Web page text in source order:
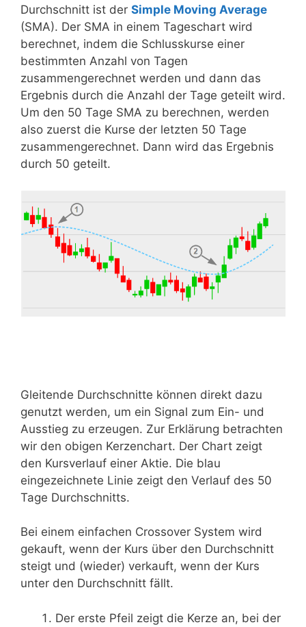
Durchschnitt ist der Simple Moving Average
(SMA). Der SMA in einem Tageschart wird
berechnet, indem die Schlusskurse einer
bestimmten Anzahl von Tagen
zusammengerechnet werden und dann das
Ergebnis durch die Anzahl der Tage geteilt wird.
Um den 50 Tage SMA zu berechnen, werden
also zuerst die Kurse der letzten 50 Tage
zusammengerechnet. Dann wird das Ergebnis
durch 50 geteilt.
Gleitende Durchschnitte können direkt dazu
genutzt werden, um ein Signal zum Ein- und
Ausstieg zu erzeugen. Zur Erklärung betrachten
wir den obigen Kerzenchart. Der Chart zeigt
den Kursverlauf einer Aktie. Die blau
eingezeichnete Linie zeigt den Verlauf des 50
Tage Durchschnitts.
Bei einem einfachen Crossover System wird
gekauft, wenn der Kurs über den Durchschnitt
steigt und (wieder) verkauft, wenn der Kurs
unter den Durchschnitt fällt.
Der erste Pfeil zeigt die Kerze an, bei der